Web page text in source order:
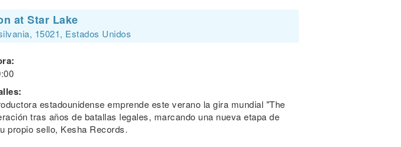
at Star Lake
15021, Estados Unidos
estadounidense emprende este verano la gira mundial "The
tras años de batallas legales, marcando una nueva etapa de
propio sello, Kesha Records.